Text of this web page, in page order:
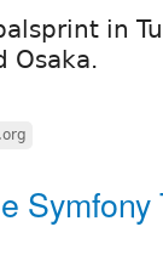
in
Osaka.
Symfony